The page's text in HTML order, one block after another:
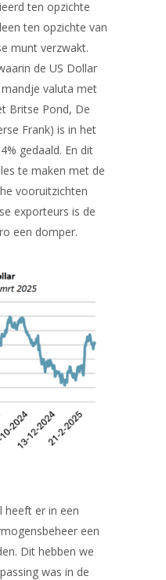
ten opzichte
ten opzichte van
munt verzwakt.
de US Dollar
valuta met
Britse Pond, De
Frank) is in het
gedaald. En dit
te maken met de
vooruitzichten
exporteurs is de
een domper.
heeft er in een
een
Dit hebben we
was in de